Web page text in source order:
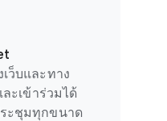
ว็บและทาง
ะเข้าร่วมได้
ะชุมทุกขนาด